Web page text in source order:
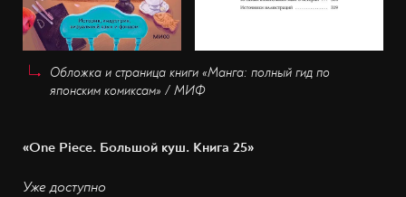
Обложка и страница книги «Манга: полный гид по
японским комиксам» / МИФ
«One Piece. Большой куш. Книга 25»
Уже доступно